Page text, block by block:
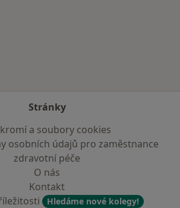
Stránky
a soubory cookies
osobních údajů pro zaměstnance
zdravotní péče
O nás
Kontakt
Hledáme nové kolegy!